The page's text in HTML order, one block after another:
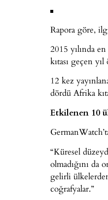
Rapora göre,
2015 yılında
kıtası geçen
12 kez
dördü Afrika
Etkilenen 10
“Küresel
olmadığını da
gelirli
coğrafyalar.”